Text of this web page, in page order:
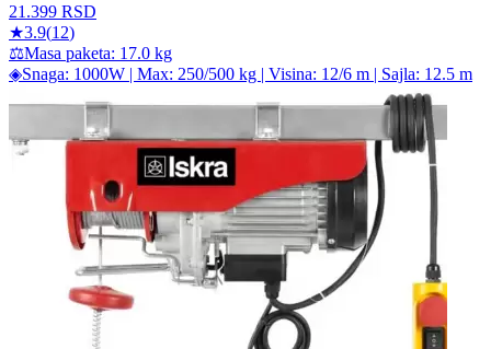
21.399 RSD
★3.9(12)
⚖Masa paketa: 17.0 kg
◈Snaga: 1000W | Max: 250/500 kg | Visina: 12/6 m | Sajla: 12.5 m